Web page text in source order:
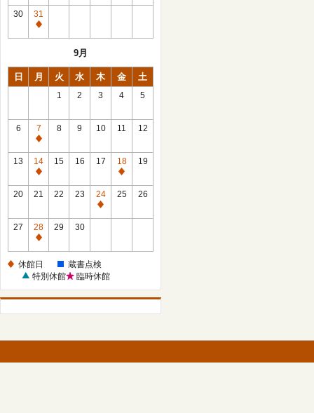
館
日
30
31
休
9月
日 月 火 水 木 金 土
1 2 3 4 5
6
7
休
館
日
8 9 10 11 12
13
14
休
館
15 16 17
18
休
館
19
20 21 22 23
24
休
25 26
27
28
休
日
29 30
休館日
蔵書点検
特別休館
臨時休館